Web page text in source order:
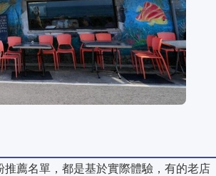
薦名單，都是基於實際體驗，有的老店